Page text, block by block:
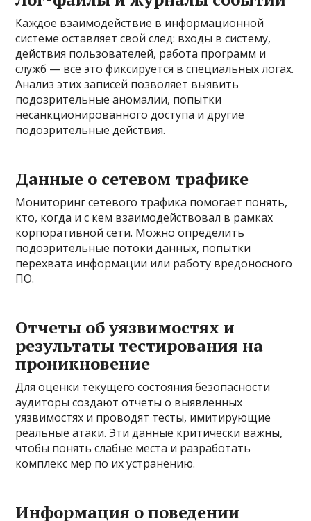
Каждое взаимодействие в информационной
системе оставляет свой след: входы в систему,
действия пользователей, работа программ и
служб — все это фиксируется в специальных логах.
Анализ этих записей позволяет выявить
подозрительные аномалии, попытки
несанкционированного доступа и другие
подозрительные действия.
Данные о сетевом трафике
Мониторинг сетевого трафика помогает понять,
кто, когда и с кем взаимодействовал в рамках
корпоративной сети. Можно определить
подозрительные потоки данных, попытки
перехвата информации или работу вредоносного
ПО.
Отчеты об уязвимостях и
результаты тестирования на
проникновение
Для оценки текущего состояния безопасности
аудиторы создают отчеты о выявленных
уязвимостях и проводят тесты, имитирующие
реальные атаки. Эти данные критически важны,
чтобы понять слабые места и разработать
комплекс мер по их устранению.
Информация о поведении